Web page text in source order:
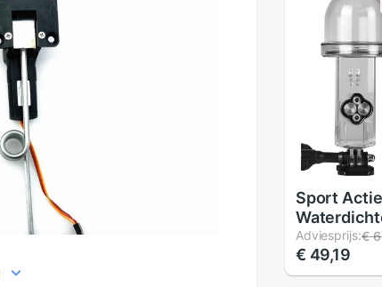
Sport
Voor Dji
Behuizing
Duiken
Adviesprijs:€
€ 49,19